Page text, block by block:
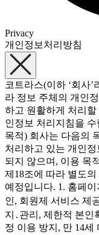
Privacy
개인정보처리방침
코트라스(이하 ‘회사
라 정보 주체의 개인
하고 원활하게 처리
인정보 처리지침을
목적) 회사는 다음의
처리하고 있는 개인
되지 않으며, 이용 목
제18조에 따라 별도
예정입니다. 1. 홈페
인, 회원제 서비스 제
지․관리, 제한적 본인
정 이용 방지, 만 14세